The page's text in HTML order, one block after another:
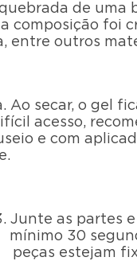
de uma
composição foi
entre outros
Ao secar, o gel
acesso,
e com
Junte as partes
mínimo 30
peças estejam